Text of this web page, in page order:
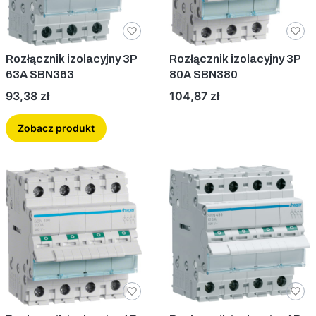
Rozłącznik izolacyjny 3P
63A SBN363
Cena
93,38 zł
Zobacz produkt
Rozłącznik izolacyjny 3P
80A SBN380
Cena
104,87 zł